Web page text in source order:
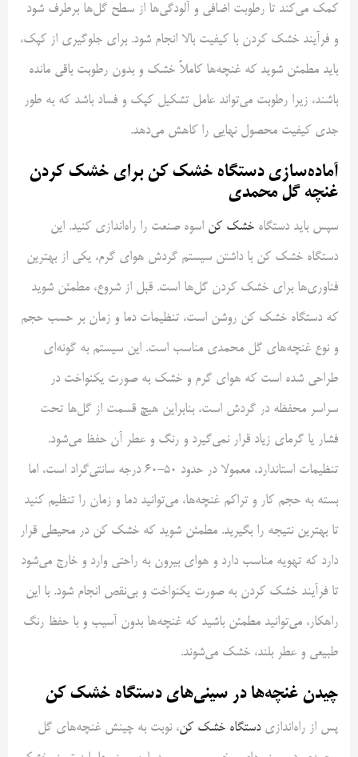
کمک می‌کند تا رطوبت اضافی و آلودگی‌ها از سطح گل‌ها برطرف شود
و فرآیند خشک کردن با کیفیت بالا انجام شود. برای جلوگیری از کپک،
باید مطمئن شوید که غنچه‌ها کاملاً خشک و بدون رطوبت باقی مانده
باشند، زیرا رطوبت می‌تواند عامل تشکیل کپک و فساد باشد که به طور
جدی کیفیت محصول نهایی را کاهش می‌دهد.
آماده‌سازی دستگاه خشک کن برای خشک کردن
غنچه گل محمدی
سپس باید دستگاه خشک کن اسوه صنعت را راه‌اندازی کنید. این
دستگاه خشک کن با داشتن سیستم گردش هوای گرم، یکی از بهترین
فناوری‌ها برای خشک کردن گل‌ها است. قبل از شروع، مطمئن شوید
که دستگاه خشک کن روشن است، تنظیمات دما و زمان بر حسب حجم
و نوع غنچه‌های گل محمدی مناسب است. این سیستم به گونه‌ای
طراحی شده است که هوای گرم و خشک به صورت یکنواخت در
سراسر محفظه در گردش است، بنابراین هیچ قسمت از گل‌ها تحت
فشار یا گرمای زیاد قرار نمی‌گیرد و رنگ و عطر آن حفظ می‌شود.
تنظیمات استاندارد، معمولا در حدود 50-60 درجه سانتی‌گراد است، اما
بسته به حجم کار و تراکم غنچه‌ها، می‌توانید دما و زمان را تنظیم کنید
تا بهترین نتیجه را بگیرید. مطمئن شوید که خشک کن در محیطی قرار
دارد که تهویه مناسب دارد و هوای بیرون به راحتی وارد و خارج می‌شود
تا فرآیند خشک کردن به صورت یکنواخت و بی‌نقص انجام شود. با این
راهکار، می‌توانید مطمئن باشید که غنچه‌ها بدون آسیب و با حفظ رنگ
طبیعی و عطر بلند، خشک می‌شوند.
چیدن غنچه‌ها در سینی‌های دستگاه خشک کن
پس از راه‌اندازیدستگاه خشک کن، نوبت به چینش غنچه‌های گل